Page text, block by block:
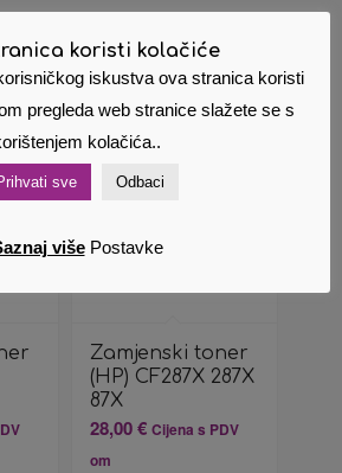
Zamjenski toner
(HP) CF287X 287X
87X
28,00€ Cijena s PDV
om
koristi kolačiće
iskustva ova stranica koristi
pregleda web stranice slažete se s
kolačića..
sve Odbaci
više Postavke